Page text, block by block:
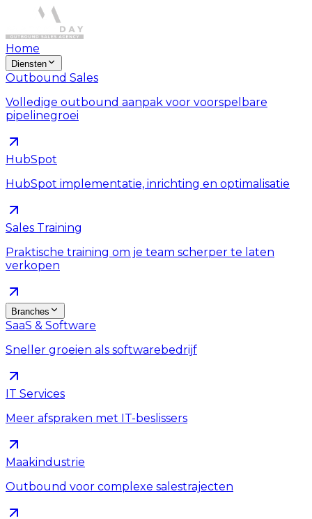
Home
Diensten
Outbound Sales
Volledige outbound aanpak voor voorspelbare
pipelinegroei
HubSpot
HubSpot implementatie, inrichting en optimalisatie
Sales Training
Praktische training om je team scherper te laten
verkopen
Branches
SaaS & Software
Sneller groeien als softwarebedrijf
IT Services
Meer afspraken met IT-beslissers
Maakindustrie
Outbound voor complexe salestrajecten